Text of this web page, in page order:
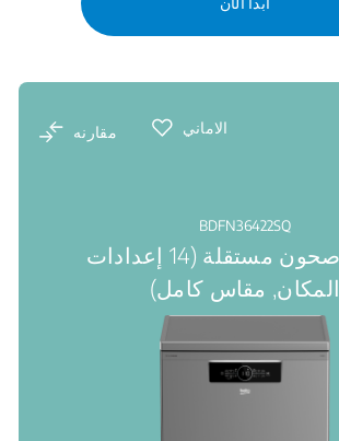
الاماني مقارنه
BDFN36422SQ
غسالة صحون مستقلة (14 إعدادات
المكان, مقاس كامل)